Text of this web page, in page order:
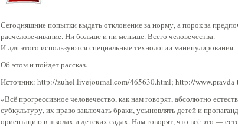
Сегодняшние попытки выдать отклонение за норму, а порок за
расчеловечивание. Ни больше и ни меньше. Всего человечества.
И для этого используются специальные технологии манипулирования.
Об этом и пойдет рассказ.
Источник: http://zuhel.livejournal.com/465630.html; http://
«Всё прогрессивное человечество, как нам говорят, абсолютно
субкультуру, их право заключать браки, усыновлять детей и
ориентацию в школах и детских садах. Нам говорят, что всё это —